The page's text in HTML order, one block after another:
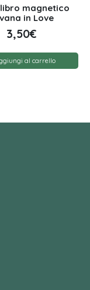
magnetico
in Love
3,50€
al carrello